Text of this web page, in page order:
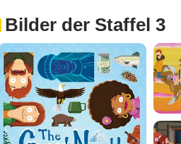
Bilder der Staffel 3